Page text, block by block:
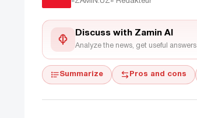
Discuss with Zamin AI
Analyze the news, get useful answers
Summarize Pros and cons